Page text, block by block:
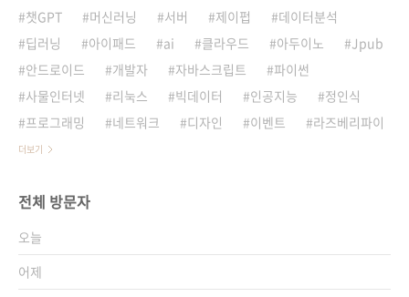
챗GPT
머신러닝 서버 제이펍
데이터분석
딥러닝
아이패드 ai 클라우드 아두이노
Jpub
안드로이드
개발자 자바스크립트
파이썬
사물인터넷
리눅스 빅데이터 인공지능
정인식
프로그래밍
네트워크 디자인 이벤트 라즈베리파이
더보기
전체 방문자
오늘
어제